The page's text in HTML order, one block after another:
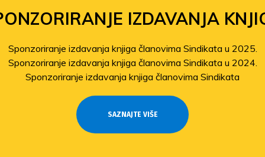
IZDAVANJA
Sponzoriranje izdavanja knjiga članovima Sindikata u 2025.
Sponzoriranje izdavanja knjiga članovima Sindikata u 2024.
Sponzoriranje izdavanja knjiga članovima Sindikata
SAZNAJTE VIŠE